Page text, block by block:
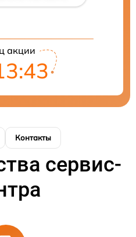
акции
Контакты
сервис-